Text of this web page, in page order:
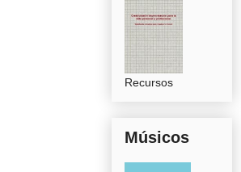
Recursos
Músicos